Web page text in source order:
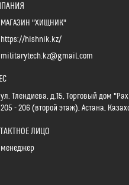
МАГАЗИН "ХИЩНИК"
https://hishnik.kz/
militarytech.kz@gmail.com
ул. Тлендиева, д.15, Торговый дом
205 - 206 (второй этаж), Астана,
менеджер